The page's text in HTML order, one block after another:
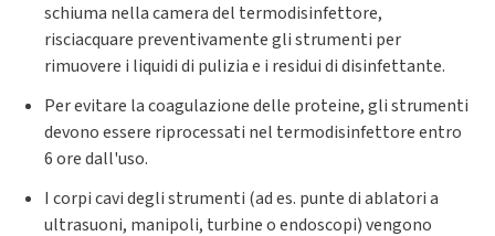
schiuma nella camera del termodisinfettore,
risciacquare preventivamente gli strumenti per
rimuovere i liquidi di pulizia e i residui di disinfettante.
Per evitare la coagulazione delle proteine, gli strumenti
devono essere riprocessati nel termodisinfettore entro
6 ore dall'uso.
I corpi cavi degli strumenti (ad es. punte di ablatori a
ultrasuoni, manipoli, turbine o endoscopi) vengono